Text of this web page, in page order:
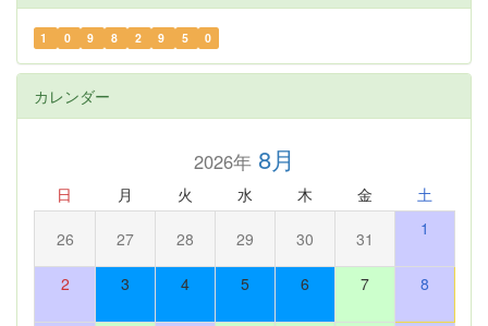
1 0 9 8 2 9 5 0
カレンダー
2026年8月
日 月 火 水 木 金 土
26 27 28 29 30 31 1
2 3 4 5 6 7 8